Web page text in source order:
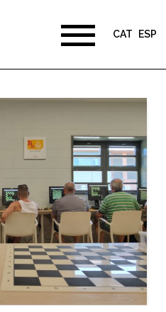
CAT ESP